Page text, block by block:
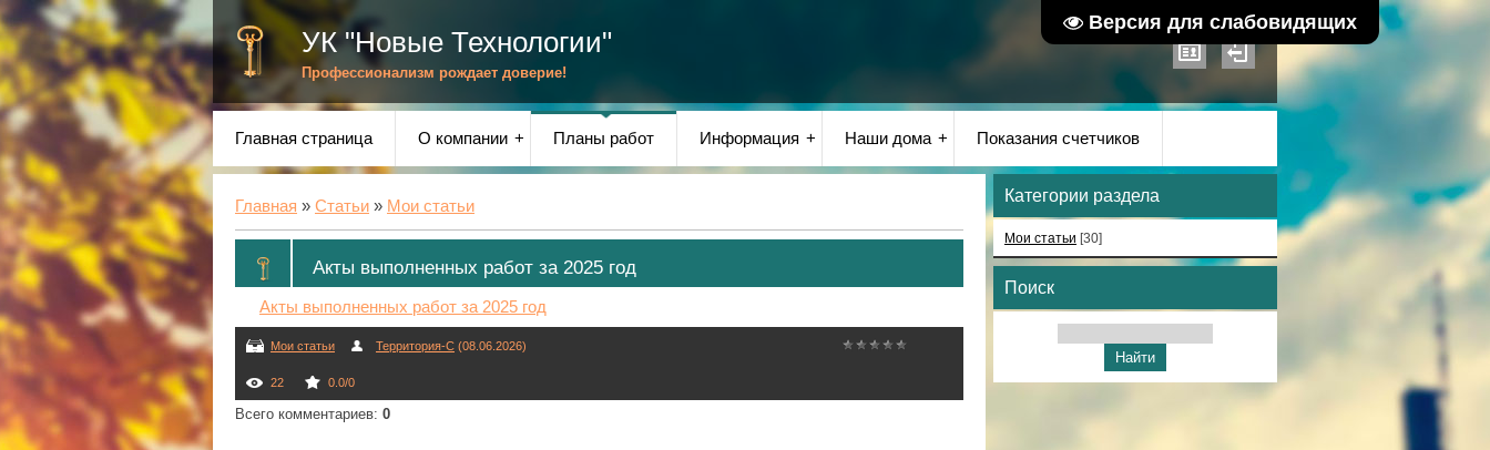
Версия для слабовидящих
УК "Новые Технологии"
Профессионализм рождает доверие!
Главная страница О компании Планы работ Информация Наши дома Показания счетчиков
Главная » Статьи » Мои статьи
Акты выполненных работ за 2025 год
Акты выполненных работ за 2025 год
Мои статьи Территория-С (08.06.2026)
22 0.0/0
Всего комментариев: 0
Категории раздела
Мои статьи [30]
Поиск